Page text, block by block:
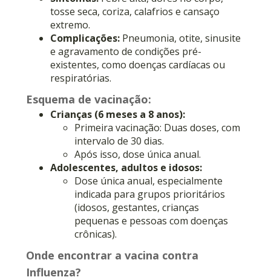
tosse seca, coriza, calafrios e cansaço
extremo.
Complicações: Pneumonia, otite, sinusite
e agravamento de condições pré-
existentes, como doenças cardíacas ou
respiratórias.
Esquema de vacinação:
Crianças (6 meses a 8 anos):
Primeira vacinação: Duas doses, com
intervalo de 30 dias.
Após isso, dose única anual.
Adolescentes, adultos e idosos:
Dose única anual, especialmente
indicada para grupos prioritários
(idosos, gestantes, crianças
pequenas e pessoas com doenças
crônicas).
Onde encontrar a vacina contra
Influenza?